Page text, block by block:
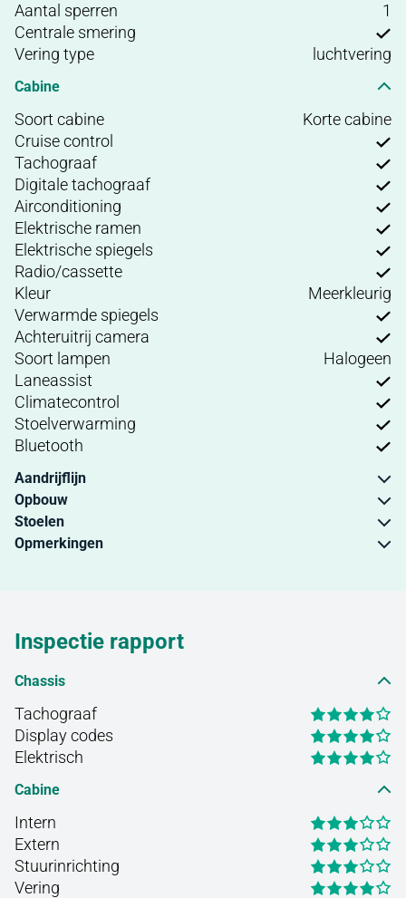
Aantal sperren
1
Centrale smering
Vering type
luchtvering
Cabine
Soort cabine
Korte cabine
Cruise control
Tachograaf
Digitale tachograaf
Airconditioning
Elektrische ramen
Elektrische spiegels
Radio/cassette
Kleur
Meerkleurig
Verwarmde spiegels
Achteruitrij camera
Soort lampen
Halogeen
Laneassist
Climatecontrol
Stoelverwarming
Bluetooth
Aandrijflijn
Opbouw
Stoelen
Opmerkingen
Inspectie rapport
Chassis
Tachograaf
Display codes
Elektrisch
Cabine
Intern
Extern
Stuurinrichting
Vering